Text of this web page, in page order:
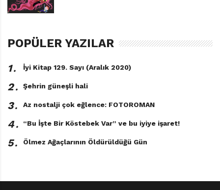
POPÜLER YAZILAR
1․ İyi Kitap 129. Sayı (Aralık 2020)
2․ Şehrin güneşli hali
3․ Az nostalji çok eğlence: FOTOROMAN
4․ “Bu İşte Bir Köstebek Var” ve bu iyiye işaret!
5․ Ölmez Ağaçlarının Öldürüldüğü Gün